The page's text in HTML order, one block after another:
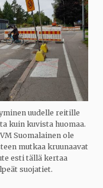
uudelle reitille
kuin kuvista huomaa.
Suomalainen ole
mutkaa kruunaavat
esti tällä kertaa
suojatiet.